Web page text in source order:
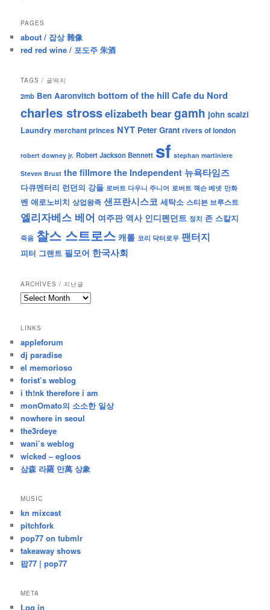
PAGES
about / 잡상 雜像
red red wine / 포도주 朱酒
TAGS / 글딱지
2mb Ben Aaronvitch bottom of the hill Cafe du Nord
charles strosselizabeth beargamh john scalzi
Laundry merchant princes NYT Peter Grant rivers of london
robert downey jr. Robert Jackson Bennett sf stephan martiniere
Steven Brust the fillmore the Independent 뉴욕타임즈
다큐멘터리 런던의 강들 로버트 다우니 주니어 로버트 잭슨 베넷 만화
벤 애로노비치 상업왕족 샌프란시스코 세탁소 스티븐 브루스트
엘리자베스 베어 여주판 역사 인디펜던트 정치 존 스칼지
죽음 찰스 스트로스 캐롤 코리 닥터로우 팬터지
피터 그랜트 필모어 한국사회
ARCHIVES / 지난글
archives
난
글
LINKS
appleforum
dj paradise
el memorioso
forist’s weblog
i th!nk therefore i am
monOmato의 소소한 일상
nowhere in seoul
the3rdeye
wani’s weblog
wicked – egloos
삼森 라羅 만萬 상象
MUSIC
kn mixcast
pitchfork
pop77 on tubmlr
takeaway shows
팝77 | pop77
META
Log in